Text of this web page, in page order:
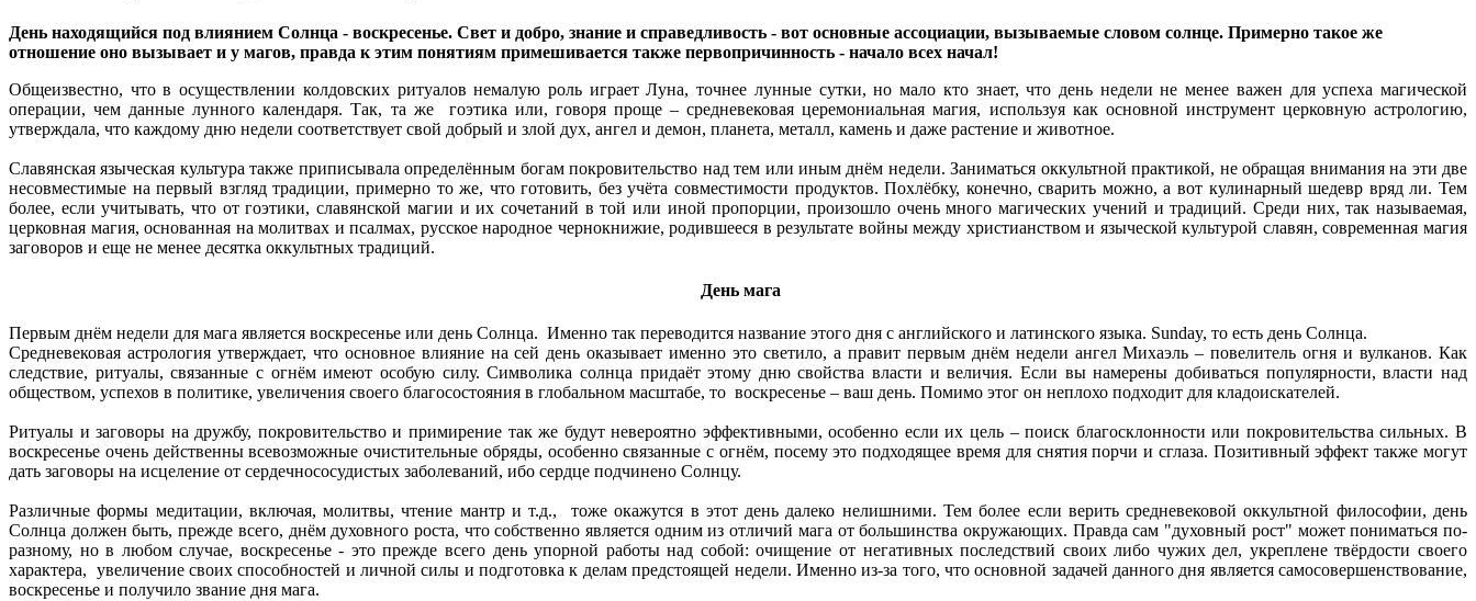
День находящийся под влиянием Солнца - воскресенье. Свет и добро, знание и справедливость - вот основные ассоциации, вызываемые словом солнце. Примерно такое же
отношение оно вызывает и у магов, правда к этим понятиям примешивается также первопричинность - начало всех начал!
Общеизвестно, что в осуществлении колдовских ритуалов немалую роль играет Луна, точнее лунные сутки, но мало кто знает, что день недели не менее важен для успеха магической
операции, чем данные лунного календаря. Так, та же гоэтика или, говоря проще – средневековая церемониальная магия, используя как основной инструмент церковную астрологию,
утверждала, что каждому дню недели соответствует свой добрый и злой дух, ангел и демон, планета, металл, камень и даже растение и животное.
Славянская языческая культура также приписывала определённым богам покровительство над тем или иным днём недели. Заниматься оккультной практикой, не обращая внимания на эти две
несовместимые на первый взгляд традиции, примерно то же, что готовить, без учёта совместимости продуктов. Похлёбку, конечно, сварить можно, а вот кулинарный шедевр вряд ли. Тем
более, если учитывать, что от гоэтики, славянской магии и их сочетаний в той или иной пропорции, произошло очень много магических учений и традиций. Среди них, так называемая,
церковная магия, основанная на молитвах и псалмах, русское народное чернокнижие, родившееся в результате войны между христианством и языческой культурой славян, современная магия
заговоров и еще не менее десятка оккультных традиций.
День мага
Первым днём недели для мага является воскресенье или день Солнца. Именно так переводится название этого дня с английского и латинского языка. Sunday, то есть день Солнца.
Средневековая астрология утверждает, что основное влияние на сей день оказывает именно это светило, а правит первым днём недели ангел Михаэль – повелитель огня и вулканов. Как
следствие, ритуалы, связанные с огнём имеют особую силу. Символика солнца придаёт этому дню свойства власти и величия. Если вы намерены добиваться популярности, власти над
обществом, успехов в политике, увеличения своего благосостояния в глобальном масштабе, то воскресенье – ваш день. Помимо этог он неплохо подходит для кладоискателей.
Ритуалы и заговоры на дружбу, покровительство и примирение так же будут невероятно эффективными, особенно если их цель – поиск благосклонности или покровительства сильных. В
воскресенье очень действенны всевозможные очистительные обряды, особенно связанные с огнём, посему это подходящее время для снятия порчи и сглаза. Позитивный эффект также могут
дать заговоры на исцеление от сердечнососудистых заболеваний, ибо сердце подчинено Солнцу.
Различные формы медитации, включая, молитвы, чтение мантр и т.д., тоже окажутся в этот день далеко нелишними. Тем более если верить средневековой оккультной философии, день
Солнца должен быть, прежде всего, днём духовного роста, что собственно является одним из отличий мага от большинства окружающих. Правда сам "духовный рост" может пониматься по-
разному, но в любом случае, воскресенье - это прежде всего день упорной работы над собой: очищение от негативных последствий своих либо чужих дел, укреплене твёрдости своего
характера, увеличение своих способностей и личной силы и подготовка к делам предстоящей недели. Именно из-за того, что основной задачей данного дня является самосовершенствование,
воскресенье и получило звание дня мага.